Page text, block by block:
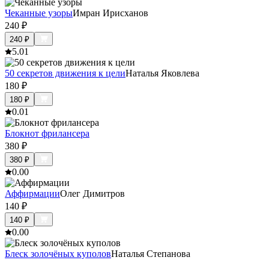
Чеканные узорыИмран Ирисханов
240 ₽
240 ₽
5.01
50 секретов движения к целиНаталья Яковлева
180 ₽
180 ₽
0.01
Блокнот фрилансера
380 ₽
380 ₽
0.00
АффирмацииОлег Димитров
140 ₽
140 ₽
0.00
Блеск золочёных куполовНаталья Степанова